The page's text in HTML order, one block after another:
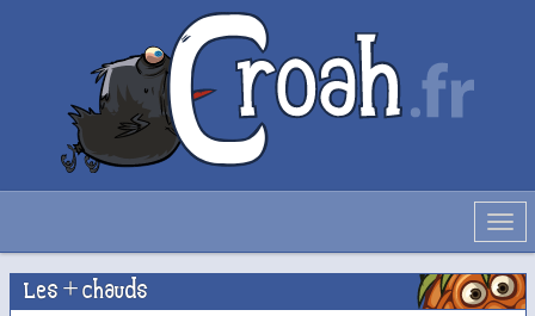
la
Les + chauds
1